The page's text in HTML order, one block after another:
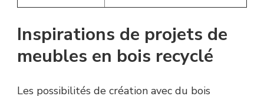
Inspirations de projets de
meubles en bois recyclé
Les possibilités de création avec du bois